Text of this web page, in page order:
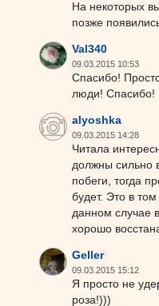
На некоторых
позже
Val340
09.03.2015 10:53
Спасибо!
люди! Спасибо!
alyoshka
09.03.2015 14:28
Читала
должны сильно
побеги, тогда
будет. Это в
данном случае
хорошо
Geller
09.03.2015 15:12
Я просто не
роза!)))